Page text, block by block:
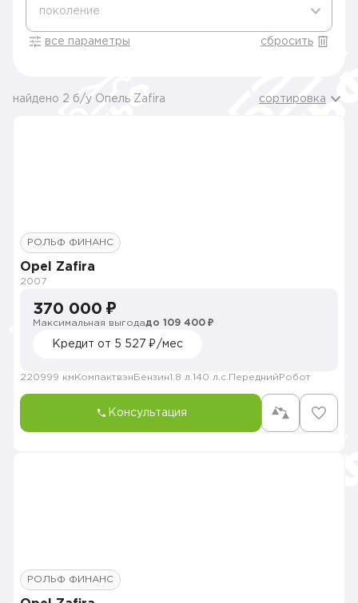
поколение
все параметры сбросить
найдено 2 б/у Опель Zafira сортировка
РОЛЬФ ФИНАНС
Opel Zafira
2007
370 000 ₽
Максимальная выгодадо 109 400 ₽
Кредит от 5 527 ₽/мес
220999 км Компактвэн Бензин1.8 л. 140 л.с. Передний Робот
Консультация
РОЛЬФ ФИНАНС